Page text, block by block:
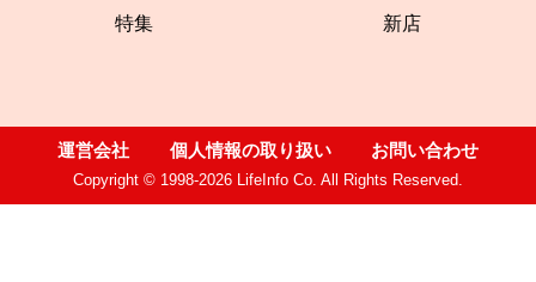
特集 新店
運営会社 個人情報の取り扱い お問い合わせ
Copyright © 1998-2026 LifeInfo Co. All Rights Reserved.